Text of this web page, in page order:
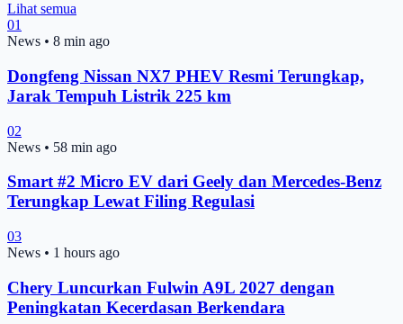
Lihat semua
01
News • 8 min ago
Dongfeng Nissan NX7 PHEV Resmi Terungkap,
Jarak Tempuh Listrik 225 km
02
News • 58 min ago
Smart #2 Micro EV dari Geely dan Mercedes-Benz
Terungkap Lewat Filing Regulasi
03
News • 1 hours ago
Chery Luncurkan Fulwin A9L 2027 dengan
Peningkatan Kecerdasan Berkendara